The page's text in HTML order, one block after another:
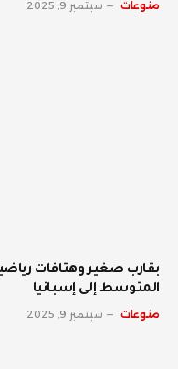
منوعات سبتمبر 9, 2025
بقارب صغير وهتافات
المتوسط إلى إسبانيا
منوعات سبتمبر 9, 2025